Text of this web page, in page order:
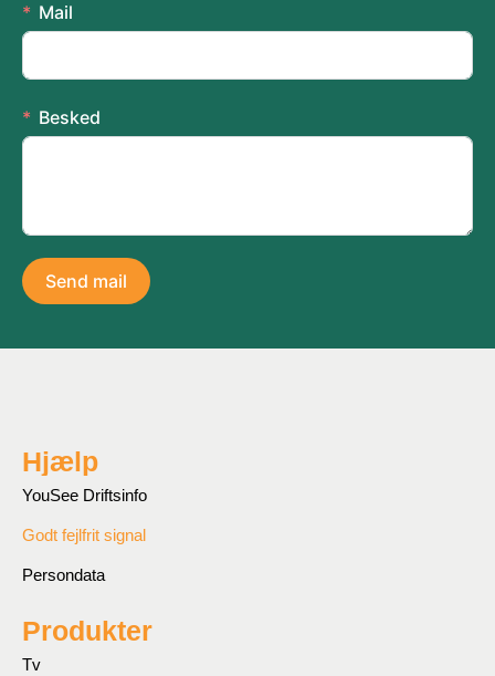
Mail
Besked
Send mail
Hjælp
YouSee Driftsinfo
Godt fejlfrit signal
Persondata
Produkter
Tv